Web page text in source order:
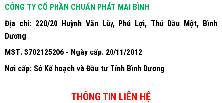
CÔNG TY CỔ PHẦN CHUẨN PHÁT MAI BÌNH
Địa chỉ: 220/20 Huỳnh Văn Lũy, Phú Lợi, Thủ Dầu Một, Bình
Dương
MST: 3702125206 - Ngày cấp: 20/11/2012
Nơi cấp: Sở Kế hoạch và Đầu tư Tỉnh Bình Dương
THÔNG TIN LIÊN HỆ